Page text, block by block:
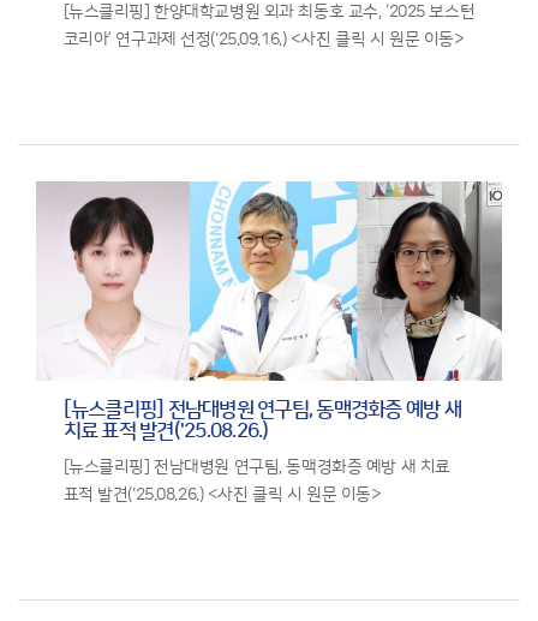
[뉴스클리핑] 한양대학교병원 외과 최동호 교수, ‘2025 보스턴
코리아’ 연구과제 선정('25.09.16.) <사진 클릭 시 원문 이동>
[뉴스클리핑] 전남대병원 연구팀, 동맥경화증 예방 새
치료 표적 발견('25.08.26.)
[뉴스클리핑] 전남대병원 연구팀, 동맥경화증 예방 새 치료
표적 발견('25.08.26.) <사진 클릭 시 원문 이동>